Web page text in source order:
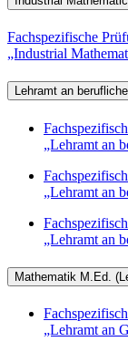
Fachspezifische
„Industrial
Lehramt an
„Lehramt an
„Lehramt an
„Lehramt an
Mathematik M.Ed.
„Lehramt an